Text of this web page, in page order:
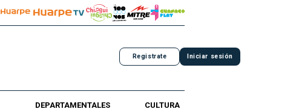
Registrate Iniciar sesión
DEPARTAMENTALES CULTURA